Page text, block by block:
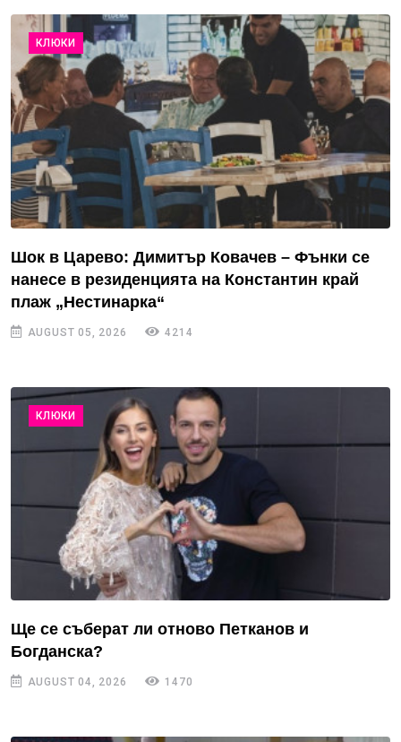
КЛЮКИ
Шок в Царево: Димитър Ковачев – Фънки се
нанесе в резиденцията на Константин край
плаж „Нестинарка“
AUGUST 05, 2026 4214
КЛЮКИ
Ще се съберат ли отново Петканов и
Богданска?
AUGUST 04, 2026 1470